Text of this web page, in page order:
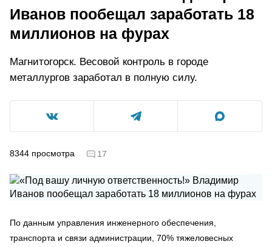
Иванов пообещал заработать 18
миллионов на фурах
Магнитогорск. Весовой контроль в городе
металлургов заработал в полную силу.
8344 просмотра 17
По данным управления инженерного обеспечения,
транспорта и связи администрации, 70% тяжеловесных